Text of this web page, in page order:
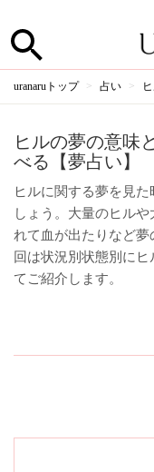
uranaruトップ 占い
ヒルの夢の意味
べる【夢占い】
ヒルに関する夢を見
しょう。大量のヒル
れて血が出たりなど
回は状況別状態別に
てご紹介します。